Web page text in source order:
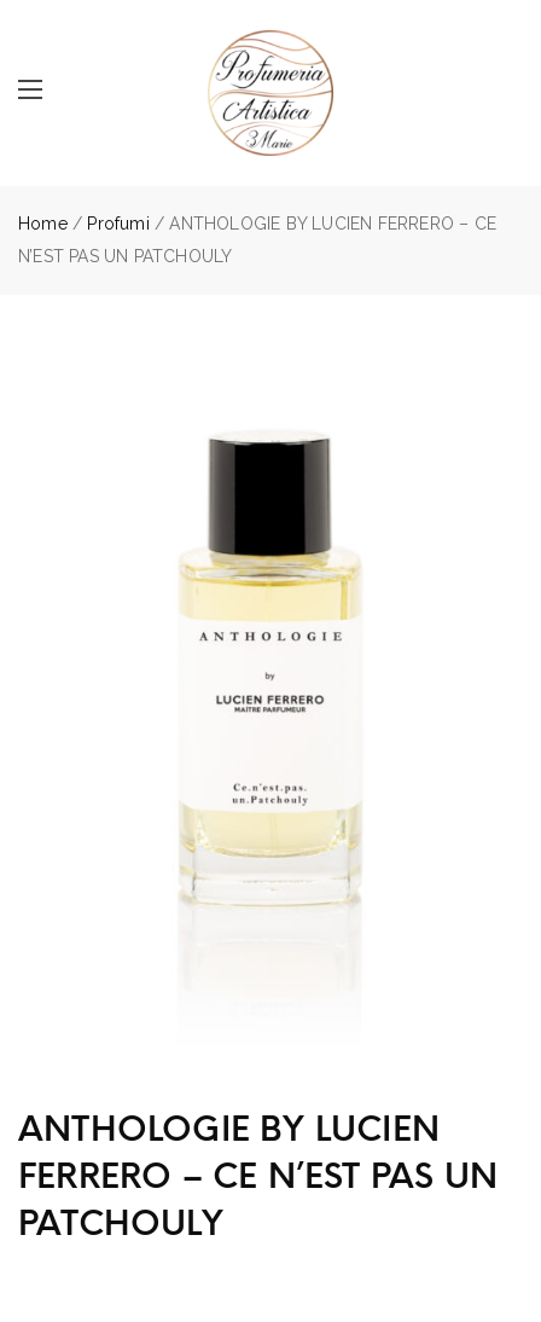
Home/ Profumi / ANTHOLOGIE BY LUCIEN FERRERO – CE
N’EST PAS UN PATCHOULY
ANTHOLOGIE BY LUCIEN
FERRERO – CE N’EST PAS UN
PATCHOULY